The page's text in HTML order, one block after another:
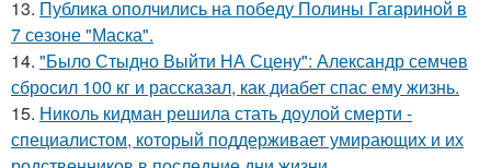
13. Публика ополчились на победу Полины Гагариной в
7 сезоне "Маска".
14. "Было Стыдно Выйти НА Сцену": Александр семчев
сбросил 100 кг и рассказал, как диабет спас ему жизнь.
15. Николь кидман решила стать доулой смерти -
специалистом, который поддерживает умирающих и их